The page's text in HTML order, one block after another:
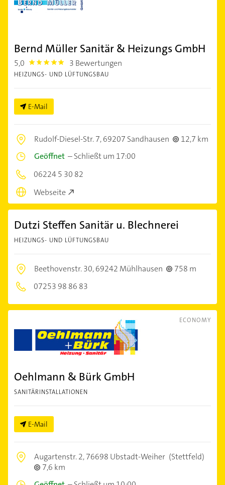
Bernd Müller Sanitär & Heizungs GmbH
5,0 5.0 3 Bewertungen
HEIZUNGS- UND LÜFTUNGSBAU
E-Mail
Rudolf-Diesel-Str. 7,69207 Sandhausen
12,7 km
Geöffnet –Schließt um 17:00
06224 5 30 82
Webseite
Dutzi Steffen Sanitär u. Blechnerei
HEIZUNGS- UND LÜFTUNGSBAU
Beethovenstr. 30,69242 Mühlhausen
758 m
07253 98 86 83
ECONOMY
Oehlmann & Bürk GmbH
SANITÄRINSTALLATIONEN
E-Mail
Augartenstr. 2,76698 Ubstadt-Weiher (Stettfeld)
7,6 km